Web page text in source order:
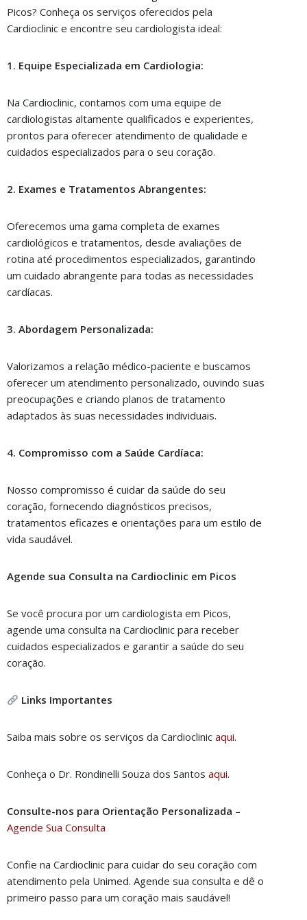
Picos? Conheça os serviços oferecidos pela
Cardioclinic e encontre seu cardiologista ideal:
1. Equipe Especializada em Cardiologia:
Na Cardioclinic, contamos com uma equipe de
cardiologistas altamente qualificados e experientes,
prontos para oferecer atendimento de qualidade e
cuidados especializados para o seu coração.
2. Exames e Tratamentos Abrangentes:
Oferecemos uma gama completa de exames
cardiológicos e tratamentos, desde avaliações de
rotina até procedimentos especializados, garantindo
um cuidado abrangente para todas as necessidades
cardíacas.
3. Abordagem Personalizada:
Valorizamos a relação médico-paciente e buscamos
oferecer um atendimento personalizado, ouvindo suas
preocupações e criando planos de tratamento
adaptados às suas necessidades individuais.
4. Compromisso com a Saúde Cardíaca:
Nosso compromisso é cuidar da saúde do seu
coração, fornecendo diagnósticos precisos,
tratamentos eficazes e orientações para um estilo de
vida saudável.
Agende sua Consulta na Cardioclinic em Picos
Se você procura por um cardiologista em Picos,
agende uma consulta na Cardioclinic para receber
cuidados especializados e garantir a saúde do seu
coração.
Links Importantes
Saiba mais sobre os serviços da Cardioclinic aqui.
Conheça o Dr. Rondinelli Souza dos Santos aqui.
Consulte-nos para Orientação Personalizada –
Agende Sua Consulta
Confie na Cardioclinic para cuidar do seu coração com
atendimento pela Unimed. Agende sua consulta e dê o
primeiro passo para um coração mais saudável!